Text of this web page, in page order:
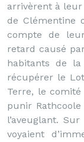
arrivèrent à
de Clémentine
compte de
retard causé
habitants de
récupérer le
Terre, le
punir
l’aveuglant.
voyaient